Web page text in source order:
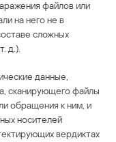
файлов или
на него не в
сложных
д.).
данные,
сканирующего файлы
обращения к ним, и
носителей
вердиктах